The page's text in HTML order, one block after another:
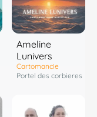
Ameline
Lunivers
Cartomancie
Portel des corbieres